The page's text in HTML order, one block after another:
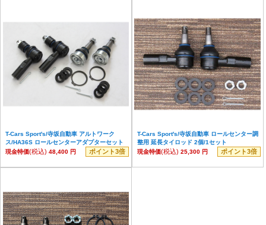
T-Cars Sport's/寺坂自動車 アルトワーク
ス/HA36S ロールセンターアダプターセット
現金特価(税込) 48,400 円 ポイント3倍
T-Cars Sport's/寺坂自動車 ロールセンター調
整用 延長タイロッド 2個/1セット
現金特価(税込) 25,300 円 ポイント3倍